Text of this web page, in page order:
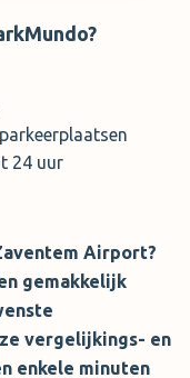
?
24 uur
Airport?
gemakkelijk
vergelijkings- en
enkele minuten